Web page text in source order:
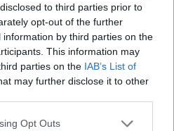
to third parties prior to
opt-out of the further
by third parties on the
This information may
parties on the IAB’s List of
may further disclose it to other
Opt Outs
3 4 7 le 1er septembre
: Usher